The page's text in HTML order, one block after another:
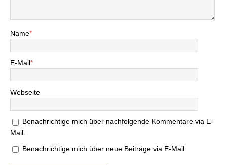
Name*
E-Mail*
Webseite
Benachrichtige mich über nachfolgende Kommentare via E-
Mail.
Benachrichtige mich über neue Beiträge via E-Mail.